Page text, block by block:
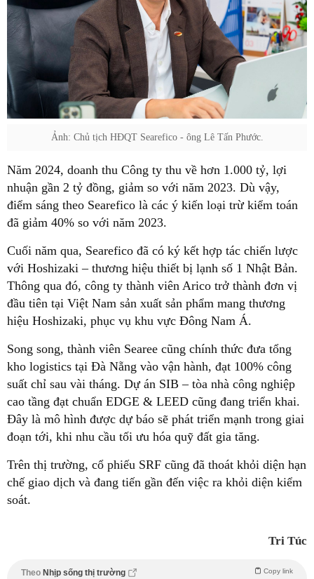
Ảnh: Chủ tịch HĐQT Searefico - ông Lê Tấn Phước.
Năm 2024, doanh thu Công ty thu về hơn 1.000 tỷ, lợi
nhuận gần 2 tỷ đồng, giảm so với năm 2023. Dù vậy,
điểm sáng theo Searefico là các ý kiến loại trừ kiểm toán
đã giảm 40% so với năm 2023.
Cuối năm qua, Searefico đã có ký kết hợp tác chiến lược
với Hoshizaki – thương hiệu thiết bị lạnh số 1 Nhật Bản.
Thông qua đó, công ty thành viên Arico trở thành đơn vị
đầu tiên tại Việt Nam sản xuất sản phẩm mang thương
hiệu Hoshizaki, phục vụ khu vực Đông Nam Á.
Song song, thành viên Searee cũng chính thức đưa tổng
kho logistics tại Đà Nẵng vào vận hành, đạt 100% công
suất chỉ sau vài tháng. Dự án SIB – tòa nhà công nghiệp
cao tầng đạt chuẩn EDGE & LEED cũng đang triển khai.
Đây là mô hình được dự báo sẽ phát triển mạnh trong giai
đoạn tới, khi nhu cầu tối ưu hóa quỹ đất gia tăng.
Trên thị trường, cổ phiếu SRF cũng đã thoát khỏi diện hạn
chế giao dịch và đang tiến gần đến việc ra khỏi diện kiểm
soát.
Tri Túc
Theo Nhịp sống thị trường Copy link